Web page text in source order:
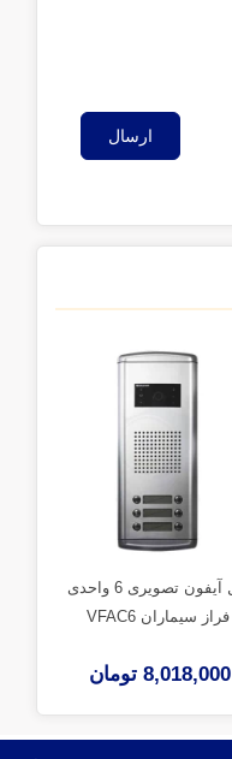
ارسال
پنل آیفون تصویری 6 واحدی
فراز سیماران VFAC6
8,018,000 تومان